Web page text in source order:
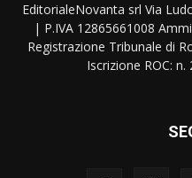
EditorialeNovanta srl Via
| P.IVA 12865661008
Registrazione Tribunale di
Iscrizione ROC: